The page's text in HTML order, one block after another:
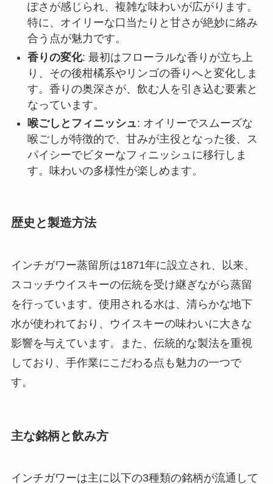
ぽさが感じられ、複雑な味わいが広がります。
特に、オイリーな口当たりと甘さが絶妙に絡み
合う点が魅力です。
香りの変化: 最初はフローラルな香りが立ち上
り、その後柑橘系やリンゴの香りへと変化しま
す。香りの奥深さが、飲む人を引き込む要素と
なっています。
喉ごしとフィニッシュ: オイリーでスムーズな
喉ごしが特徴的で、甘みが主役となった後、ス
パイシーでビターなフィニッシュに移行しま
す。味わいの多様性が楽しめます。
歴史と製造方法
インチガワー蒸留所は1871年に設立され、以来、
スコッチウイスキーの伝統を受け継ぎながら蒸留
を行っています。使用される水は、清らかな地下
水が使われており、ウイスキーの味わいに大きな
影響を与えています。また、伝統的な製法を重視
しており、手作業にこだわる点も魅力の一つで
す。
主な銘柄と飲み方
インチガワーは主に以下の3種類の銘柄が流通して